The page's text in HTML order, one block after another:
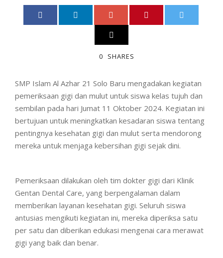
0 SHARES
SMP Islam Al Azhar 21 Solo Baru mengadakan kegiatan
pemeriksaan gigi dan mulut untuk siswa kelas tujuh dan
sembilan pada hari Jumat 11 Oktober 2024. Kegiatan ini
bertujuan untuk meningkatkan kesadaran siswa tentang
pentingnya kesehatan gigi dan mulut serta mendorong
mereka untuk menjaga kebersihan gigi sejak dini.
Pemeriksaan dilakukan oleh tim dokter gigi dari Klinik
Gentan Dental Care, yang berpengalaman dalam
memberikan layanan kesehatan gigi. Seluruh siswa
antusias mengikuti kegiatan ini, mereka diperiksa satu
per satu dan diberikan edukasi mengenai cara merawat
gigi yang baik dan benar.